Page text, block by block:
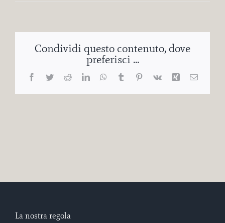
Condividi questo contenuto, dove
preferisci ...
Facebook
TwitterRedditLinkedInWhatsApp
TumblrPinterest
Vk Xing Email
La nostra regola